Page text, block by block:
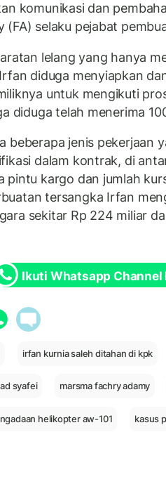
komunikasi dan
(FA) selaku pejabat
lelang yang hanya
diduga menyiapkan
untuk mengikuti
diduga telah menerima
beberapa jenis pekerjaan
dalam kontrak, di
pintu kargo dan jumlah
tersangka Irfan
sekitar Rp 224 miliar
Ikuti Whatsapp Channel
irfan kurnia saleh ditahan di kpk
syafei marsma fachry adamy
helikopter aw-101 kasus